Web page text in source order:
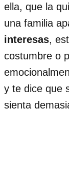
ella, que la
una familia
interesas,
costumbre o
y te dice que
sienta